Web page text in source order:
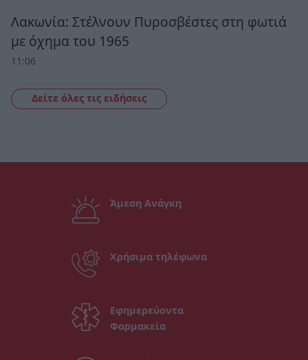
Λακωνία: Στέλνουν Πυροσβέστες στη φωτιά
με όχημα του 1965
11:06
Δείτε όλες τις ειδήσεις
Άμεση Ανάγκη
Χρήσιμα τηλέφωνα
Εφημερεύοντα
Φαρμακεία